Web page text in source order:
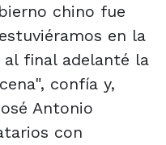
chino fue
en la
al final adelanté la
confía y,
Antonio
con